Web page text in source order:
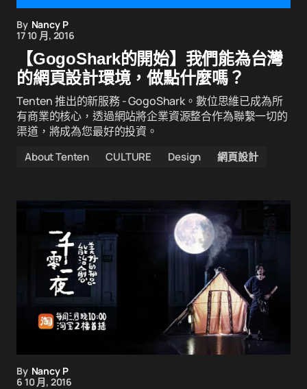
By Nancy P
17 10 月, 2016
【GogoShark的開始】我們能為台灣
的網頁設計環境，做點什麼嗎？
Tenten 推出的新服務 - GogoShark。數位思維已成為所
有商業的核心，透過網站將企業資源整合作為聯繫一切的
渠道，將成為您最好的投資。
About Tenten CULTURE Design 網頁設計
By Nancy P
6 10 月, 2016